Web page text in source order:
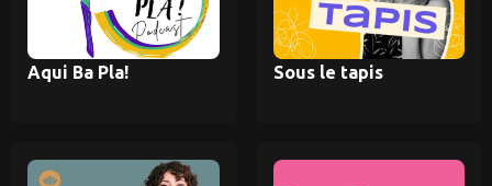
Aqui Ba Pla! Sous le tapis